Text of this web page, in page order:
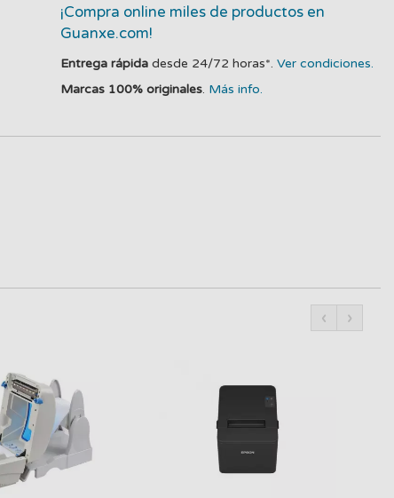
¡Compra online miles de productos en
Guanxe.com!
Entrega rápida desde 24/72 horas*.Ver condiciones.
Marcas 100% originales. Más info.
‹ ›